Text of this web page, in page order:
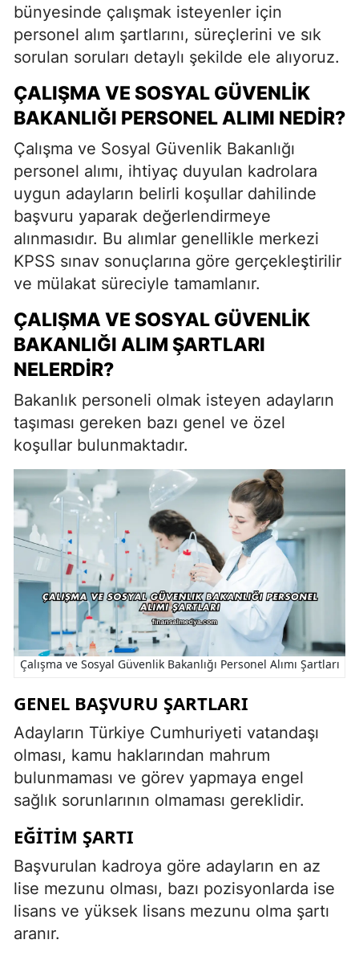
bünyesinde çalışmak isteyenler için
personel alım şartlarını, süreçlerini ve sık
sorulan soruları detaylı şekilde ele alıyoruz.
ÇALIŞMA VE SOSYAL GÜVENLIK
BAKANLIĞI PERSONEL ALIMI NEDIR?
Çalışma ve Sosyal Güvenlik Bakanlığı
personel alımı, ihtiyaç duyulan kadrolara
uygun adayların belirli koşullar dahilinde
başvuru yaparak değerlendirmeye
alınmasıdır. Bu alımlar genellikle merkezi
KPSS sınav sonuçlarına göre gerçekleştirilir
ve mülakat süreciyle tamamlanır.
ÇALIŞMA VE SOSYAL GÜVENLIK
BAKANLIĞI ALIM ŞARTLARI
NELERDIR?
Bakanlık personeli olmak isteyen adayların
taşıması gereken bazı genel ve özel
koşullar bulunmaktadır.
Çalışma ve Sosyal Güvenlik Bakanlığı Personel Alımı Şartları
GENEL BAŞVURU ŞARTLARI
Adayların Türkiye Cumhuriyeti vatandaşı
olması, kamu haklarından mahrum
bulunmaması ve görev yapmaya engel
sağlık sorunlarının olmaması gereklidir.
EĞITIM ŞARTI
Başvurulan kadroya göre adayların en az
lise mezunu olması, bazı pozisyonlarda ise
lisans ve yüksek lisans mezunu olma şartı
aranır.